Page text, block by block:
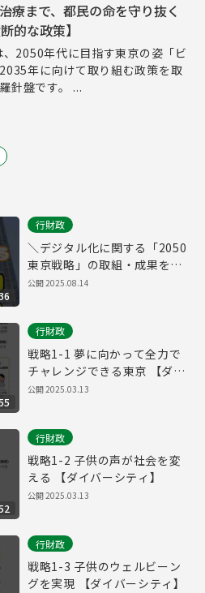
療まで、都民の命を守り抜く
的な政策】
、2050年代に目指す東京の姿「ビ
年に向けて取り組む政策を取
針盤です。 ...
行財政
＼デジタル化に関する「2050
東京戦略」の取組・成果をご
紹介！／
公開2025.08.14
行財政
戦略1-1 夢に向かって全力で
チャレンジできる東京 【ダイ
バーシティ】
公開2025.03.13
行財政
戦略1-2 子供の声が社会を変
える 【ダイバーシティ】
公開2025.03.13
行財政
戦略1-3 子供のウェルビーン
グを実現 【ダイバーシティ】